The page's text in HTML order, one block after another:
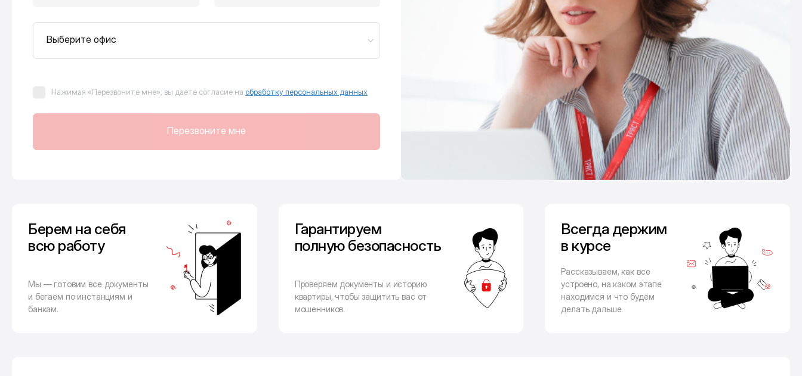
Выберите офис
Нажимая «Перезвоните мне», вы даёте согласие на обработку персональных данных
Перезвоните мне
Берем на себя
всю работу
Мы — готовим все документы
и бегаем по инстанциям и
банкам.
Гарантируем
полную безопасность
Проверяем документы и историю
квартиры, чтобы защитить вас от
мошенников.
Всегда держим
в курсе
Рассказываем, как все
устроено, на каком этапе
находимся и что будем
делать дальше.